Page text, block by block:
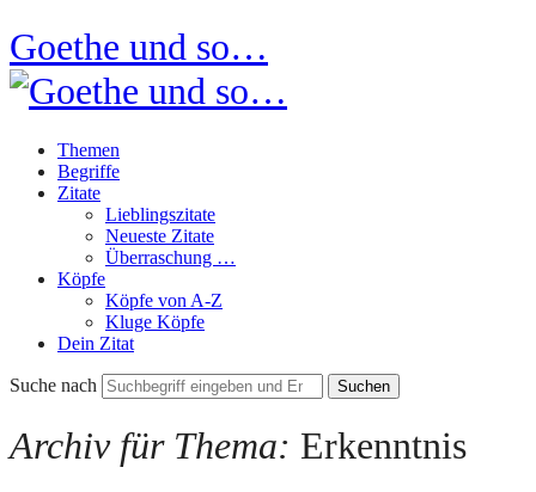
Goethe und so…
Themen
Begriffe
Zitate
Lieblingszitate
Neueste Zitate
Überraschung …
Köpfe
Köpfe von A-Z
Kluge Köpfe
Dein Zitat
Suche nach
Archiv für Thema: Erkenntnis